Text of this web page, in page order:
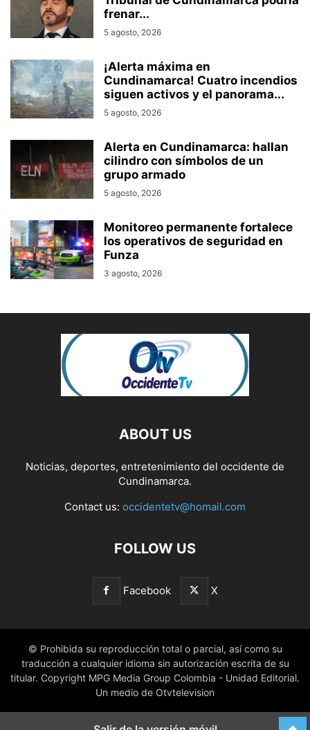
frenar...
5 agosto, 2026
¡Alerta máxima en
Cundinamarca! Cuatro incendios
siguen activos y el panorama...
5 agosto, 2026
Alerta en Cundinamarca: hallan
cilindro con símbolos de un
grupo armado
5 agosto, 2026
Monitoreo permanente fortalece
los operativos de seguridad en
Funza
3 agosto, 2026
ABOUT US
Noticias, deportes, entretenimiento del occidente de
Cundinamarca.
Contact us: occidentetv@homail.com
FOLLOW US
Facebook X
© Prohibida su reproducción total o parcial, así como su
traducción a cualquier idioma sin autorización escrita de su
titular. Copyright MPG Media Group Colombia - Unidad Editorial.
Un medio de Otvtelevision